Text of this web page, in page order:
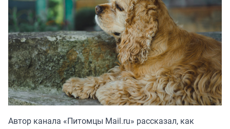
Автор канала «Питомцы Mail.ru» рассказал, как